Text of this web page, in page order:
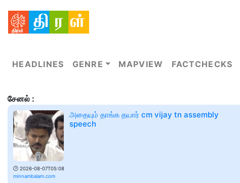
HEADLINES GENRE MAPVIEW FACTCHECKS
சேனல் :
🕑 2026-08-07T05:08
minnambalam.com
அதையும் தாங்க தயார் cm vijay tn assembly
speech